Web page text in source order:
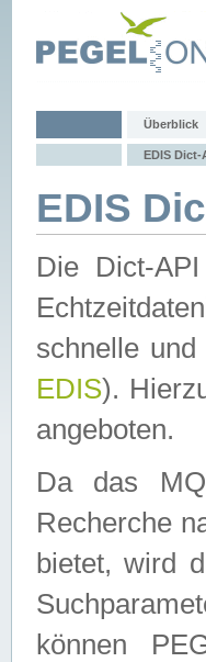
Überblick
EDIS Dict-
EDIS
Die Dict-
schnelle
EDIS).
angeboten.
Da das
Recherche
bietet, wird
können